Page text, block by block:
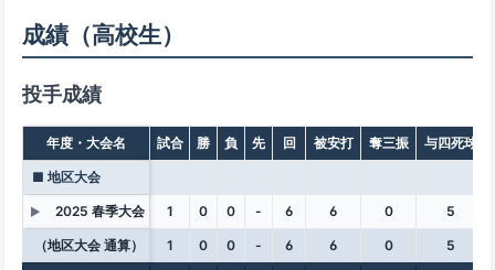
成績（高校生）
投手成績
年度・大会名 試合 勝 負 先 回 被安打 奪三振 与四死球
■ 地区大会
▶ 2025 春季大会 1 0 0 - 6 6 0 5
（地区大会 通算） 1 0 0 - 6 6 0 5